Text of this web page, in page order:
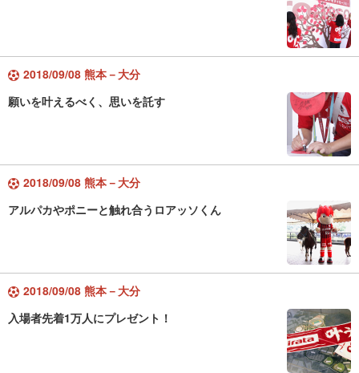
2018/09/08 熊本－大分
願いを叶えるべく、思いを託す
2018/09/08 熊本－大分
アルパカやポニーと触れ合うロアッソくん
2018/09/08 熊本－大分
入場者先着1万人にプレゼント！